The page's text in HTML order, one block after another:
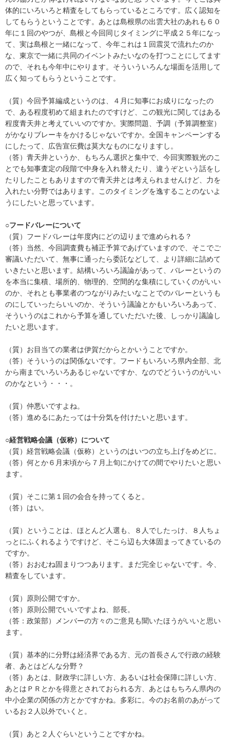
体的にいろいろと精査をしてもらっているところです。広く認知を
してもらうということです。あとは島根県の出雲大社のあれも６０
年に１回のやつが、島根と今回同じタイミングに平成２５年になっ
て、実は島根と一緒になって、今年これは１回震災で流れたのか
な、東京で一緒に共同のイベントみたいなのを打つことにしてます
ので、それも今年中にやります。そういういろんな場面を活用して
広く知ってもらうということです。
（質）今回予算編成というのは、４月に知事にお成りになったの
で、ある程度初めて組まれたのですけど、この観光に関してはある
程度青天井と考えていいのですか。実際問題、予調（予算調整室）
がかなりブレーキをかけるじゃないですか。全国キャンペーンする
にしたって、広告宣伝費は莫大なものになりますし。
（答）青天井というか、もちろん選択と集中で、今回実際観光のこ
とでも知事査定の段階で中身を入れ替えたり、違うぞという話をし
たりしたこともありますので青天井とは考えられませんけど、力を
入れたい分野ではあります。このタイミングを逸することのないよ
うにしたいと思っています。
○フードバレーについて
（質）フードバレーは年度内にどの辺りまで進められる？
（答）当然、今回調査費も補正予算であげていますので、そこでご
審議いただいて、無事に通ったら委託などして、より詳細に詰めて
いきたいと思います。結構いろいろ議論があって、バレーというの
を本当に集積、場所的、物理的、空間的な集積にしていくのがいい
のか、それとも事業者のつながりみたいなことでのバレーというも
のにしていったらいいのか、そういう議論とかもいろいろあって、
そういうのはこれから予算を通していただいた後、しっかり議論し
たいと思います。
（質）お目当ての業者は伊賀だからとかいうことですか。
（答）そういうのは関係ないです。フードもいろいろ県内全部、北
から南までいろいろあるじゃないですか、なのでどういうのがいい
のかなという・・・。
（質）仲悪いですよね。
（答）進めるにあたっては十分気を付けたいと思います。
○経営戦略会議（仮称）について
（質）経営戦略会議（仮称）というのはいつの立ち上げをめどに。
（答）何とか６月末頃から７月上旬にかけての間でやりたいと思い
ます。
（質）そこに第１回の会合を持ってくると。
（答）はい。
（質）ということは、ほとんど人選も、８人でしたっけ、８人ちょ
っとにふくれるようですけど、そこら辺も大体固まってきているの
ですか。
（答）おおむね固まりつつあります。まだ完全じゃないです。今、
精査をしています。
（質）原則公開ですか。
（答）原則公開でいいですよね、部長。
（答：政策部）メンバーの方々のご意見も聞いたほうがいいと思い
ます。
（質）基本的に分野は経済界である方、元の首長さんで行政の経験
者、あとはどんな分野？
（答）あとは、財政学に詳しい方、あるいは社会保障に詳しい方、
あとはＰＲとかを得意とされておられる方、あとはもちろん県内の
中小企業の関係の方とかですかね。多彩に。今のお名前のあがって
いるお２人以外でいくと。
（質）あと２人ぐらいということですかね。